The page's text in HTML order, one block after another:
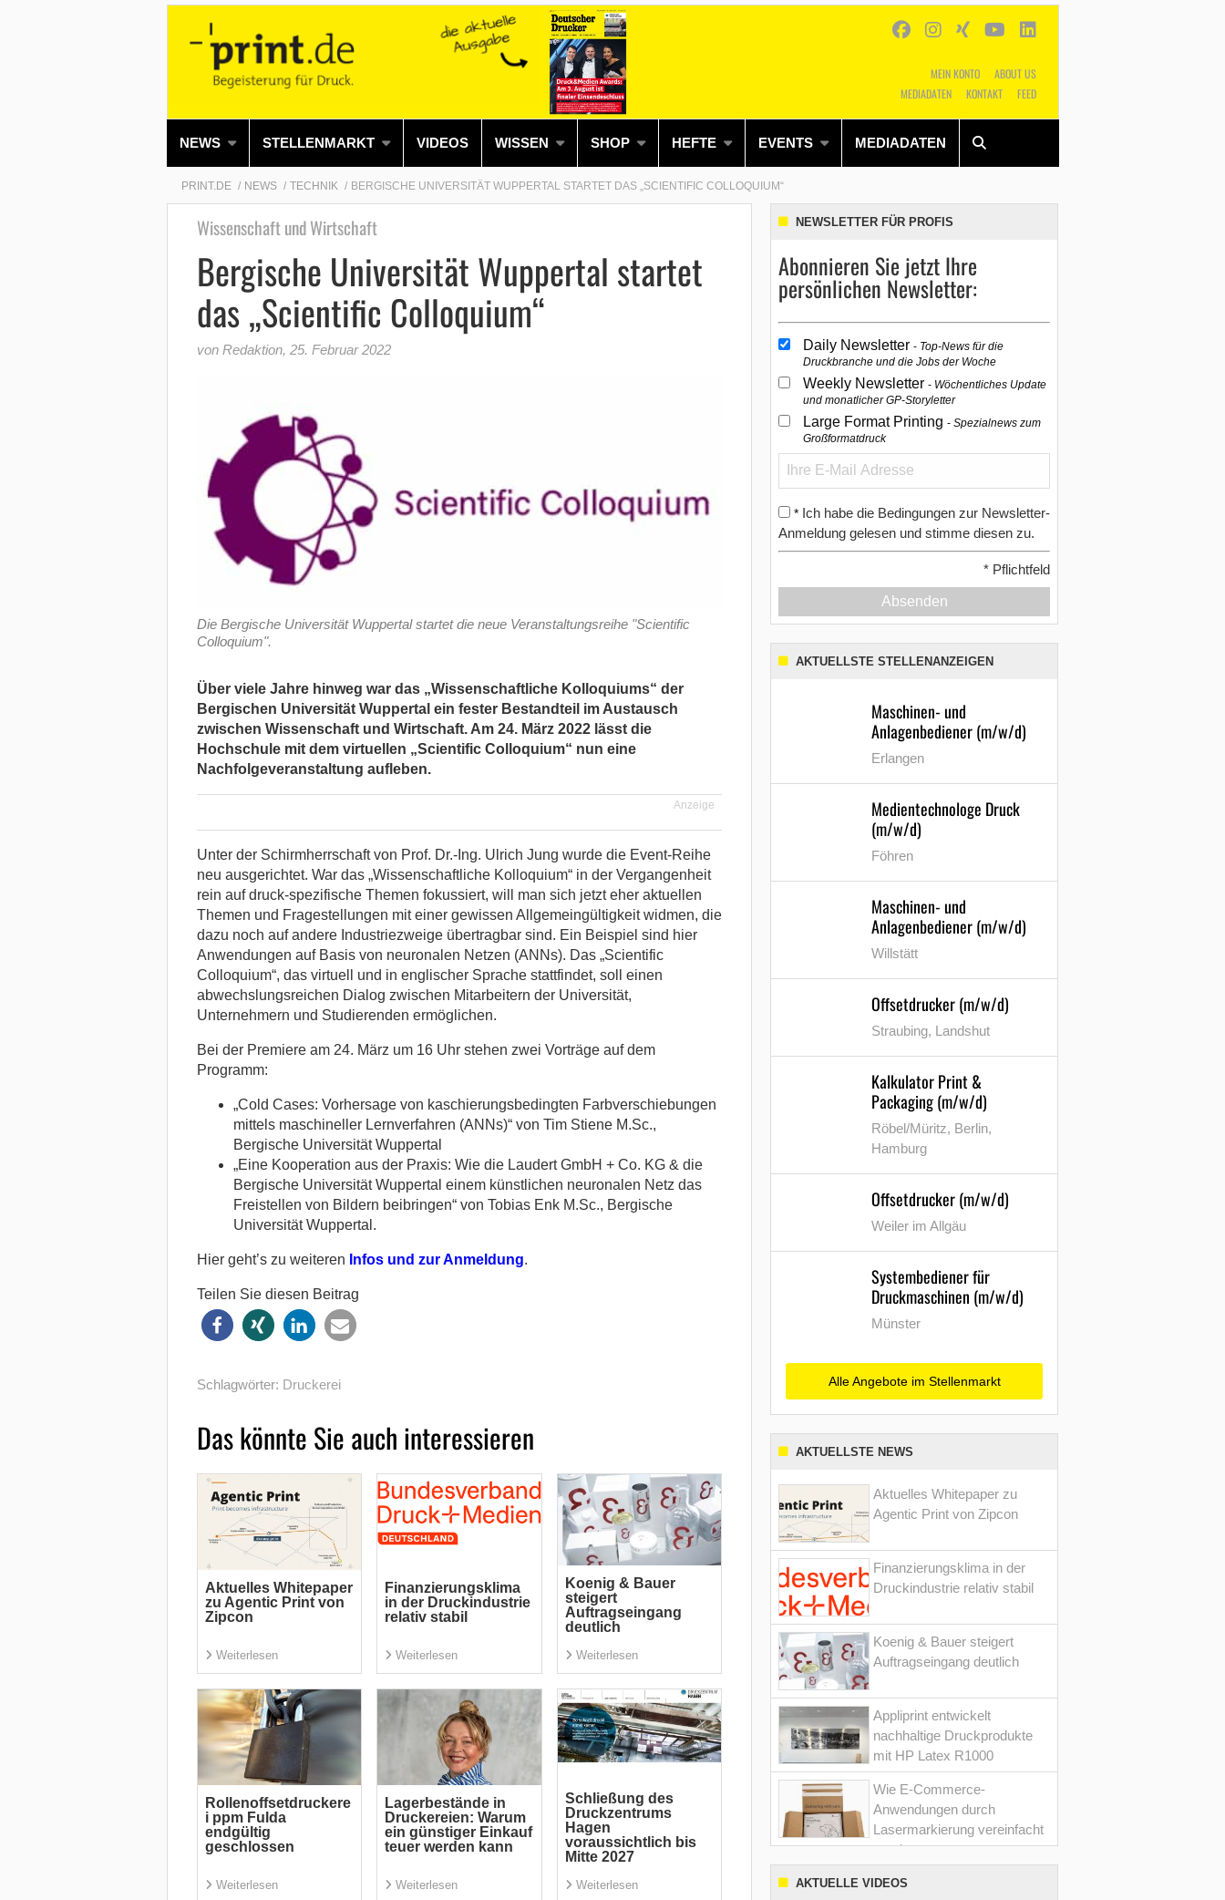
MEIN KONTO
ABOUT US
MEDIADATEN
KONTAKT FEED
NEWS STELLENMARKT VIDEOS WISSEN SHOP HEFTE EVENTS MEDIADATEN
Alles Shop SUCHEN
PRINT.DE NEWS TECHNIK BERGISCHE UNIVERSITÄT WUPPERTAL STARTET DAS „SCIENTIFIC COLLOQUIUM“
Wissenschaft und Wirtschaft
Bergische Universität Wuppertal startet
das „Scientific Colloquium“
von Redaktion, 25. Februar 2022
Die Bergische Universität Wuppertal startet die neue Veranstaltungsreihe "Scientific
Colloquium".
Über viele Jahre hinweg war das „Wissenschaftliche Kolloquiums“ der
Bergischen Universität Wuppertal ein fester Bestandteil im Austausch
zwischen Wissenschaft und Wirtschaft. Am 24. März 2022 lässt die
Hochschule mit dem virtuellen „Scientific Colloquium“ nun eine
Nachfolgeveranstaltung aufleben.
Anzeige
Unter der Schirmherrschaft von Prof. Dr.-Ing. Ulrich Jung wurde die Event-Reihe
neu ausgerichtet. War das „Wissenschaftliche Kolloquium“ in der Vergangenheit
rein auf druck-spezifische Themen fokussiert, will man sich jetzt eher aktuellen
Themen und Fragestellungen mit einer gewissen Allgemeingültigkeit widmen, die
dazu noch auf andere Industriezweige übertragbar sind. Ein Beispiel sind hier
Anwendungen auf Basis von neuronalen Netzen (ANNs). Das „Scientific
Colloquium“, das virtuell und in englischer Sprache stattfindet, soll einen
abwechslungsreichen Dialog zwischen Mitarbeitern der Universität,
Unternehmern und Studierenden ermöglichen.
Bei der Premiere am 24. März um 16 Uhr stehen zwei Vorträge auf dem
Programm:
„Cold Cases: Vorhersage von kaschierungsbedingten Farbverschiebungen
mittels maschineller Lernverfahren (ANNs)“ von Tim Stiene M.Sc.,
Bergische Universität Wuppertal
„Eine Kooperation aus der Praxis: Wie die Laudert GmbH + Co. KG & die
Bergische Universität Wuppertal einem künstlichen neuronalen Netz das
Freistellen von Bildern beibringen“ von Tobias Enk M.Sc., Bergische
Universität Wuppertal.
Hier geht’s zu weiteren Infos und zur Anmeldung.
Teilen Sie diesen Beitrag
Schlagwörter: Druckerei
Das könnte Sie auch interessieren
Aktuelles Whitepaper
zu Agentic Print von
Zipcon
Weiterlesen
Finanzierungsklima
in der Druckindustrie
relativ stabil
Weiterlesen
Koenig & Bauer
steigert
Auftragseingang
deutlich
Weiterlesen
Rollenoffsetdruckere
i ppm Fulda
endgültig
geschlossen
Weiterlesen
Lagerbestände in
Druckereien: Warum
ein günstiger Einkauf
teuer werden kann
Weiterlesen
Schließung des
Druckzentrums
Hagen
voraussichtlich bis
Mitte 2027
Weiterlesen
NEWSLETTER FÜR PROFIS
Abonnieren Sie jetzt Ihre
persönlichen Newsletter:
Daily Newsletter Top-News für die
Druckbranche und die Jobs der Woche
Weekly Newsletter Wöchentliches Update
und monatlicher GP-Storyletter
Large Format Printing Spezialnews zum
Großformatdruck
* Ich habe die Bedingungen zur Newsletter-
Anmeldung gelesen und stimme diesen zu.
* Pflichtfeld
Absenden
AKTUELLSTE STELLENANZEIGEN
Maschinen- und
Anlagenbediener (m/w/d)
Erlangen
Medientechnologe Druck
(m/w/d)
Föhren
Maschinen- und
Anlagenbediener (m/w/d)
Willstätt
Offsetdrucker (m/w/d)
Straubing, Landshut
Kalkulator Print &
Packaging (m/w/d)
Röbel/Müritz, Berlin,
Hamburg
Offsetdrucker (m/w/d)
Weiler im Allgäu
Systembediener für
Druckmaschinen (m/w/d)
Münster
Alle Angebote im Stellenmarkt
AKTUELLSTE NEWS
Aktuelles Whitepaper zu
Agentic Print von Zipcon
Finanzierungsklima in der
Druckindustrie relativ stabil
Koenig & Bauer steigert
Auftragseingang deutlich
Appliprint entwickelt
nachhaltige Druckprodukte
mit HP Latex R1000
Wie E-Commerce-
Anwendungen durch
Lasermarkierung vereinfacht
werden
AKTUELLE VIDEOS